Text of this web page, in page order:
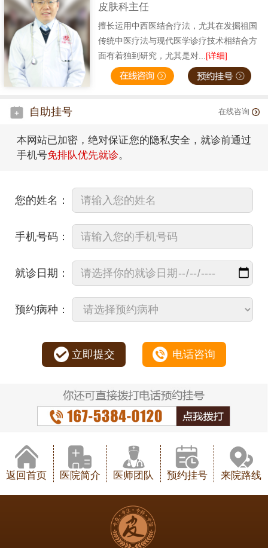
皮肤科主任
擅长运用中西医结合疗法，尤其在发掘祖国
传统中医疗法与现代医学诊疗技术相结合方
面有着独到研究，尤其是对...[详细]
自助挂号 在线咨询
本网站已加密，绝对保证您的隐私安全，就诊前通过
手机号免排队优先就诊。
您的姓名：
手机号码：
就诊日期：
预约病种：
立即提交 电话咨询
返回首页 医院简介 医师团队 预约挂号 来院路线